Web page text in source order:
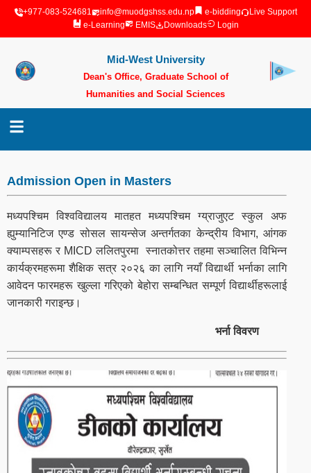
+977-083-524681 info@muodgshss.edu.np e-bidding
Live Support
e-Learning
EMIS Downloads Login
Mid-West University
Dean's Office, Graduate School of
Humanities and Social Sciences
Surkhet, Nepal
Admission Open in Masters
मध्यपश्चिम विश्वविद्यालय मातहत मध्यपश्चिम ग्य्राजुएट स्कुल अफ
ह्युम्यानिटिज एण्ड सोसल सायन्सेज अन्तर्गतका केन्द्रीय विभाग, आंगक
क्याम्पसहरू र MICD ललितपुरमा स्नातकोत्तर तहमा सञ्चालित विभिन्न
कार्यक्रमहरूमा शैक्षिक सत्र २०२६ का लागि नयाँ विद्यार्थी भर्नाका लागि
आवेदन फारमहरू खुल्ला गरिएको बेहोरा सम्बन्धित सम्पूर्ण विद्यार्थीहरूलाई
जानकारी गराइन्छ।
भर्ना विवरण